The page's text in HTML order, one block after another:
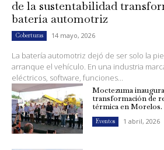
de la sustentabilidad
batería automotriz
Coberturas 14 mayo, 2026
La batería automotriz dejó de ser solo la
arranque el vehículo. En una industria
eléctricos, software, funciones...
Moctezuma
transformación de
térmica en Morelos.
Eventos 1 abril, 2026